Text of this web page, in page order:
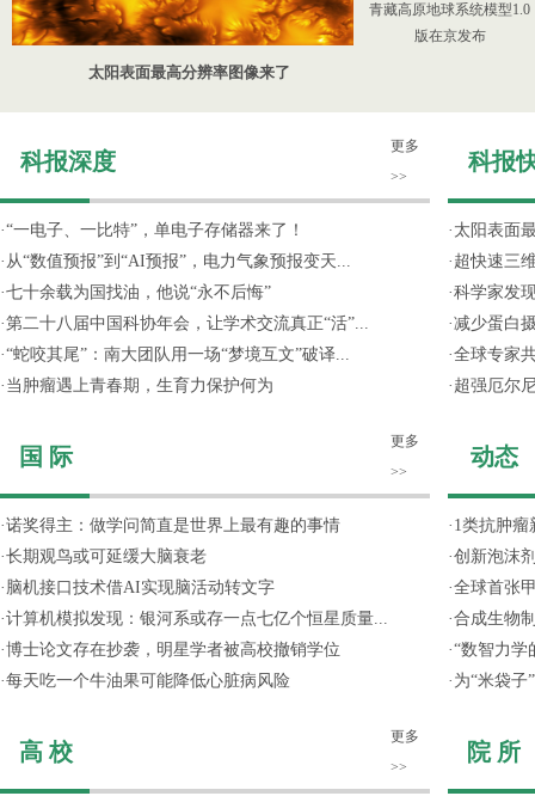
太阳表面最高分辨率图像来了
青藏高原地球系统模型1.0
版在京发布
科报深度
更多
>>
·“一电子、一比特”，单电子存储器来了！
· 从“数值预报”到“AI预报”，电力气象预报变天...
·七十余载为国找油，他说“永不后悔”
·第二十八届中国科协年会，让学术交流真正“活”...
·“蛇咬其尾”：南大团队用一场“梦境互文”破译...
· 当肿瘤遇上青春期，生育力保护何为
国 际
更多
>>
·诺奖得主：做学问简直是世界上最有趣的事情
·长期观鸟或可延缓大脑衰老
· 脑机接口技术借AI实现脑活动转文字
·计算机模拟发现：银河系或存一点七亿个恒星质量...
·博士论文存在抄袭，明星学者被高校撤销学位
·每天吃一个牛油果可能降低心脏病风险
高 校
更多
>>
科报
· 太阳表面
· 超快速三
·科学家发
·减少蛋白
·全球专家
· 超强厄尔
动态
· 1类抗肿瘤
·创新泡沫
·全球首张
·合成生物
·“数智力学
· 为“米袋子
院 所